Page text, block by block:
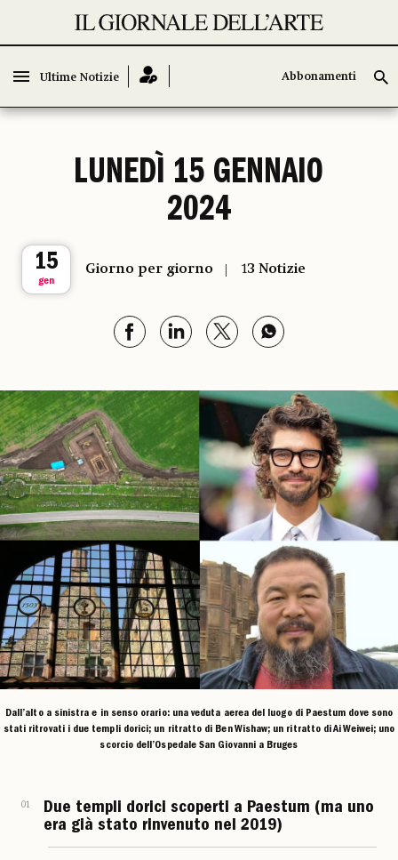
Ultime Notizie Abbonamenti
Ultime Notizie Abbonamenti
LUNEDÌ 15 GENNAIO
2024
15
gen
Giorno per giorno 13 Notizie
Dall’alto a sinistra e in senso orario: una veduta aerea del luogo di Paestum dove sono
stati ritrovati i due templi dorici; un ritratto di Ben Wishaw; un ritratto di Ai Weiwei; uno
scorcio dell’Ospedale San Giovanni a Bruges
01
Due templi dorici scoperti a Paestum (ma uno
era già stato rinvenuto nel 2019)